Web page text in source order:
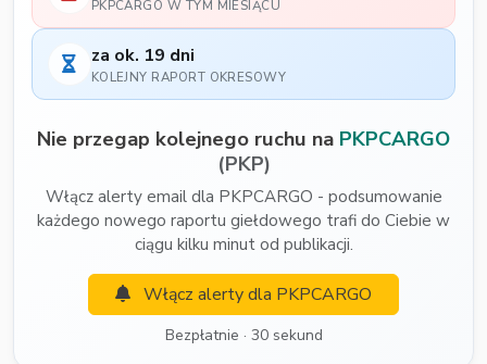
PKPCARGO W TYM MIESIĄCU
za ok. 19 dni
KOLEJNY RAPORT OKRESOWY
Nie przegap kolejnego ruchu na PKPCARGO
(PKP)
Włącz alerty email dla PKPCARGO - podsumowanie
każdego nowego raportu giełdowego trafi do Ciebie w
ciągu kilku minut od publikacji.
Włącz alerty dla PKPCARGO
Bezpłatnie · 30 sekund